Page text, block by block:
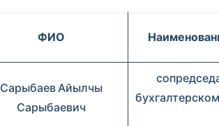
ФИО
Сарыбаев Айылчы
Сарыбаевич